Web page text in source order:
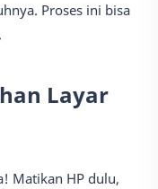
Proses ini bisa
Layar
Matikan HP dulu,